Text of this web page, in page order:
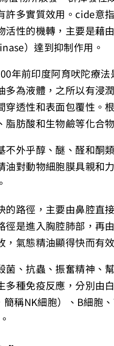
多實質效用。cide意
性的機轉，主要是
）達到抑制作用。
年前印度阿育吠陀療
為液體，之所以有浸
透性和表面包覆性
肪酸和生物鹼等化合
外乎醇、醚、醛和
對動物細胞膜具親
路徑，主要由鼻腔
是進入胸腔肺部，
氣態精油顯得快而有
、抗蟲、振奮精神、
種免疫反應，分別由
稱NK細胞）、B細胞